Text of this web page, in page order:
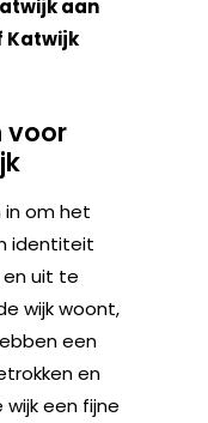
aan
Katwijk
voor
in om het
identiteit
uit te
wijk woont,
een
en
een fijne